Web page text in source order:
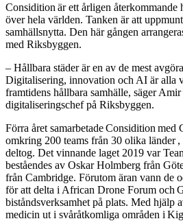
Considition är ett årligen återkommande
över hela världen. Tanken är att
samhällsnytta. Den här gången
med Riksbyggen.
– Hållbara städer är en av de mest
Digitalisering, innovation och AI är alla
framtidens hållbara samhälle, säger
digitaliseringschef på Riksbyggen.
Förra året samarbetade Considition med
omkring 200 teams från 30 olika länder ,
deltog. Det vinnande laget 2019 var
beståendes av Oskar Holmberg från
från Cambridge. Förutom äran vann de
för att delta i African Drone Forum och
biståndsverksamhet på plats. Med hjälp
medicin ut i svåråtkomliga områden i